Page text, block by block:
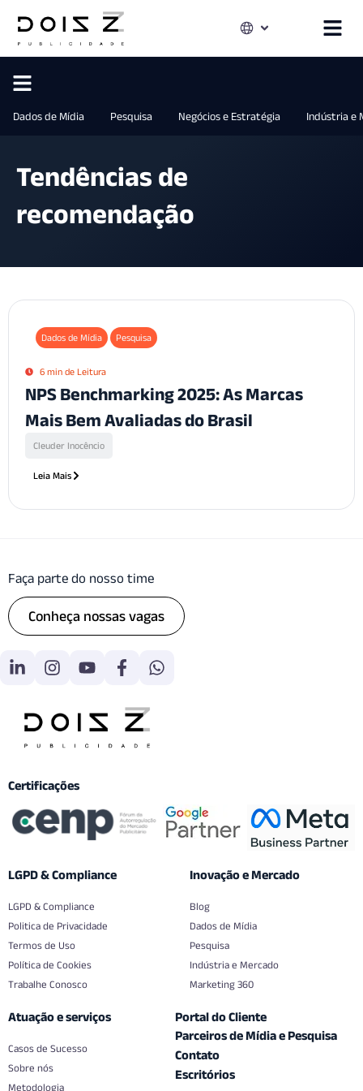
Dados de Mídia Pesquisa Negócios e Estratégia Indústria e
Tendências de
recomendação
Dados de Mídia Pesquisa
6 min de Leitura
NPS Benchmarking 2025: As Marcas
Mais Bem Avaliadas do Brasil
Cleuder Inocêncio
Leia Mais
Faça parte do nosso time
Conheça nossas vagas
Certificações
LGPD & Compliance
LGPD & Compliance
Politica de Privacidade
Termos de Uso
Política de Cookies
Trabalhe Conosco
Inovação e Mercado
Blog
Dados de Mídia
Pesquisa
Indústria e Mercado
Marketing 360
Atuação e serviços
Casos de Sucesso
Sobre nós
Metodologia
Portal do Cliente
Parceiros de Mídia e Pesquisa
Contato
Escritórios